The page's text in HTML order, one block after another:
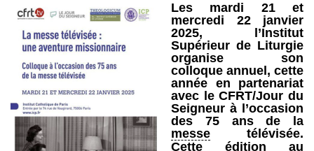
Les mardi 21 et
mercredi 22 janvier
2025, l’Institut
Supérieur de Liturgie
organise son
colloque annuel, cette
année en partenariat
avec le CFRT/Jour du
Seigneur à l’occasion
des 75 ans de la
messe télévisée.
Cette édition au